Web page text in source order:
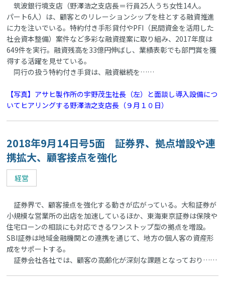
筑波銀行境支店（野澤浩之支店長＝行員25人うち女性14人。
パート6人）は、顧客とのリレーションシップを柱とする融資推進
に力を注いでいる。特約付き手形貸付やPFI（民間資金を活用した
社会資本整備）案件など多彩な融資提案に取り組み、2017年度は
649件を実行。融資残高を33億円伸ばし、業績表彰でも部門賞を獲
得する活躍を見せている。
同行の扱う特約付き手貸は、融資継続を……
【写真】アサヒ製作所の宇野茂生社長（左）と面談し導入設備につ
いてヒアリングする野澤浩之支店長（９月１０日）
2018年9月14日号5面 証券界、拠点増設や連
携拡大、顧客接点を強化
経営
証券界で、顧客接点を強化する動きが広がっている。大和証券が
小規模な営業所の出店を加速しているほか、東海東京証券は保険や
住宅ローンの相談にも対応できるワンストップ型の拠点を増設。
SBI証券は地域金融機関との連携を通じて、地方の個人客の資産形
成をサポートする。
証券会社各社では、顧客の高齢化が深刻な課題となっており……